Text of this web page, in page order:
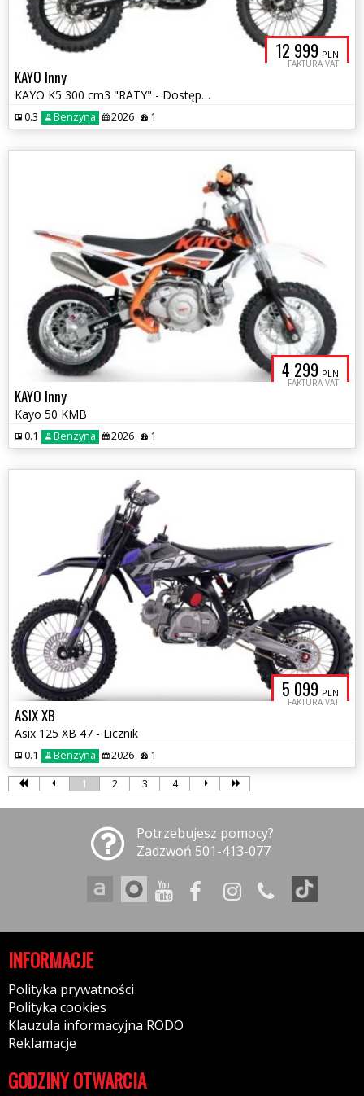
12 999 PLN
FAKTURA VAT
KAYO Inny
KAYO K5 300 cm3 "RATY" - Dostępny
0.3 Benzyna 2026 1
4 299 PLN
FAKTURA VAT
KAYO Inny
Kayo 50 KMB
0.1 Benzyna 2026 1
5 099 PLN
FAKTURA VAT
ASIX XB
Asix 125 XB 47 - Licznik
0.1 Benzyna 2026 1
1 2 3 4
Potrzebujesz pomocy?
Zadzwoń 501-413-077
INFORMACJE
Polityka prywatności
Polityka cookies
Klauzula informacyjna RODO
Reklamacje
GODZINY OTWARCIA